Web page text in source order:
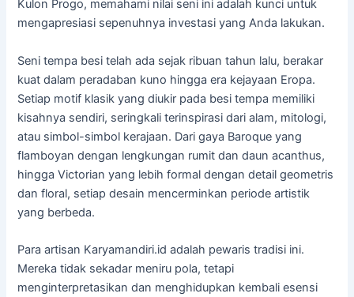
Kulon Progo, memahami nilai seni ini adalah kunci untuk
mengapresiasi sepenuhnya investasi yang Anda lakukan.
Seni tempa besi telah ada sejak ribuan tahun lalu, berakar
kuat dalam peradaban kuno hingga era kejayaan Eropa.
Setiap motif klasik yang diukir pada besi tempa memiliki
kisahnya sendiri, seringkali terinspirasi dari alam, mitologi,
atau simbol-simbol kerajaan. Dari gaya Baroque yang
flamboyan dengan lengkungan rumit dan daun acanthus,
hingga Victorian yang lebih formal dengan detail geometris
dan floral, setiap desain mencerminkan periode artistik
yang berbeda.
Para artisan Karyamandiri.id adalah pewaris tradisi ini.
Mereka tidak sekadar meniru pola, tetapi
menginterpretasikan dan menghidupkan kembali esensi